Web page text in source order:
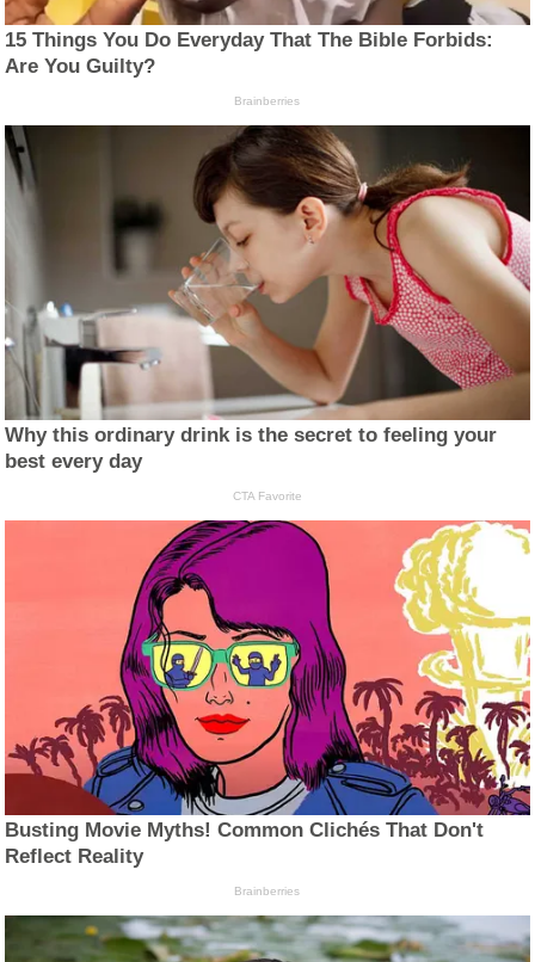
15 Things You Do Everyday That The Bible Forbids:
Are You Guilty?
Brainberries
Why this ordinary drink is the secret to feeling your
best every day
CTA Favorite
Busting Movie Myths! Common Clichés That Don't
Reflect Reality
Brainberries